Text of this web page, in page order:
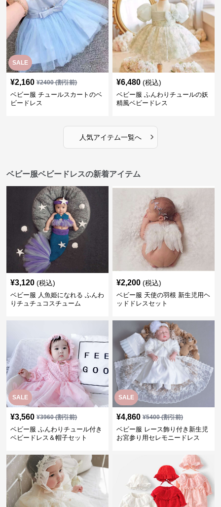
SALE
¥2,160 ¥2400(割引前)
ベビー服 チュールスカートのベ
ビードレス
¥6,480 (税込)
ベビー服 ふんわりチュールの妖
精風ベビードレス
人気アイテム一覧へ ›
ベビー服ベビードレスの新着アイテム
¥3,120 (税込)
ベビー服 人魚姫になれる ふんわ
りチュチュコスチューム
¥2,200 (税込)
ベビー服 天使の羽根 新生児用ヘ
ッドドレスセット
SALE
¥3,560 ¥3960(割引前)
ベビー服 ふんわりチュール付き
ベビードレス＆帽子セット
SALE
¥4,860 ¥5400(割引前)
ベビー服 レース飾り付き新生児
お宮参り用セレモニードレス